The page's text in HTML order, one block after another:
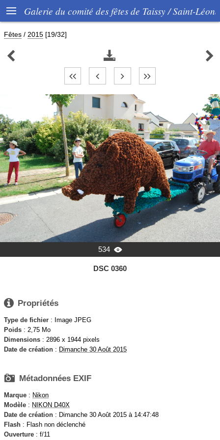
 Galerie du comité des fêtes de Taissy / Saint-
Fêtes / 2015 [19/32]
  
534 
DSC 0360
 Propriétés
Type de fichier : Image JPEG
Poids : 2,75 Mo
Dimensions : 2896 x 1944 pixels
Date de création : Dimanche 30 Août 2015
 Métadonnées EXIF
Marque : Nikon
Modèle : NIKON D40X
Date de création : Dimanche 30 Août 2015 à 14:47:48
Flash : Flash non déclenché
Ouverture : f/11